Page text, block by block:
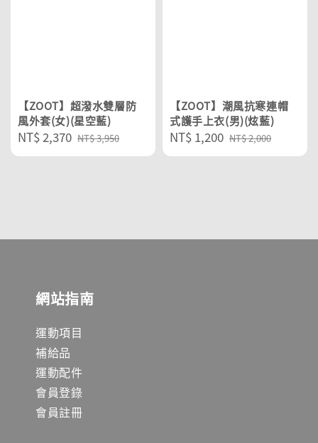
【ZOOT】超潑水雙層防
風外套(女)(星空藍)
Sale
price
NT$ 2,370 Regular
price
NT$ 3,950
【ZOOT】潮風抗寒連帽
式護手上衣(男)(炫藍)
Sale
price
NT$ 1,200 Regular
price
NT$ 2,000
網站指南
運動項目
補給品
運動配件
會員登錄
會員註冊